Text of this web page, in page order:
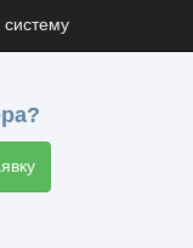
систему